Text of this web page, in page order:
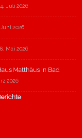
4. Juli 2026
2026
8. Mai 2026
Matthäus in Bad
2026